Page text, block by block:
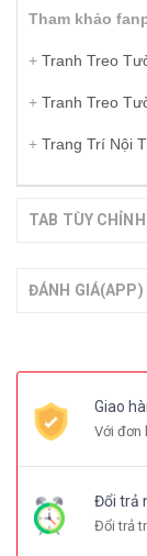
Tham khảo
+ Tranh Treo
+ Tranh Treo
+ Trang Trí Nội
TAB TÙY CHỈNH
ĐÁNH GIÁ(APP)
Giao
Với đơn
Đổi trả
Đổi trả